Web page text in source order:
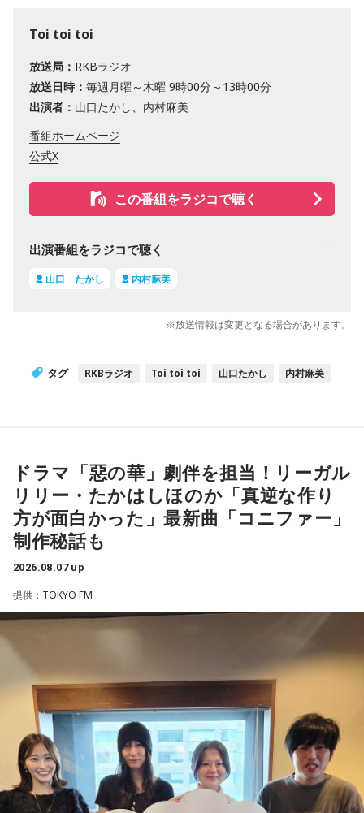
Toi toi toi
放送局： RKBラジオ
放送日時： 毎週月曜～木曜 9時00分～13時00分
出演者： 山口たかし、内村麻美
番組ホームページ
公式X
この番組をラジコで聴く
出演番組をラジコで聴く
山口 たかし 内村麻美
※放送情報は変更となる場合があります。
タグ RKBラジオ Toi toi toi 山口たかし 内村麻美
ドラマ「惡の華」劇伴を担当！リーガル
リリー・たかはしほのか「真逆な作り
方が面白かった」最新曲「コニファー」
制作秘話も
2026.08.07 up
提供：TOKYO FM